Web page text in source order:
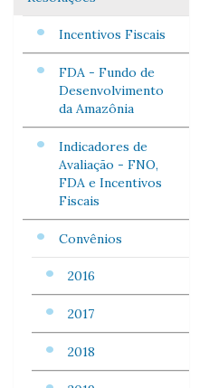
Incentivos Fiscais
FDA - Fundo de
Desenvolvimento
da Amazônia
Indicadores de
Avaliação - FNO,
FDA e Incentivos
Fiscais
Convênios
2016
2017
2018